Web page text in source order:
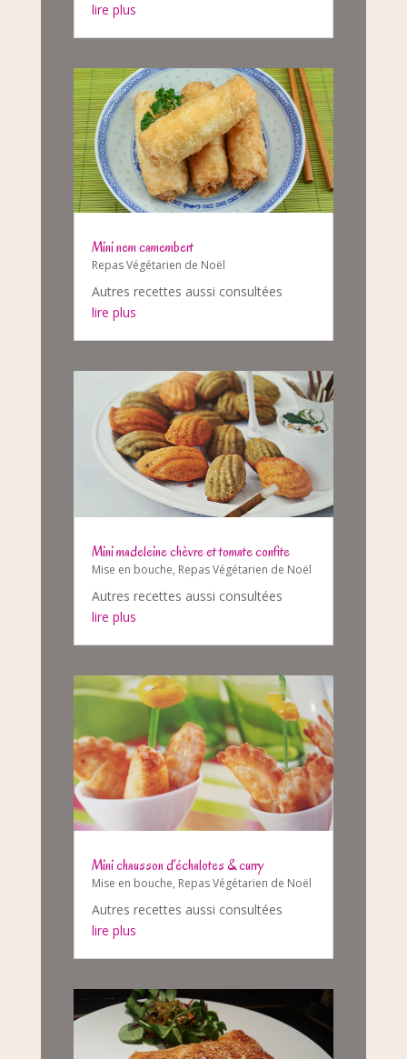
lire plus
Mini nem camembert
Repas Végétarien de Noël
Autres recettes aussi consultées
lire plus
Mini madeleine chèvre et tomate confite
Mise en bouche, Repas Végétarien de Noël
Autres recettes aussi consultées
lire plus
Mini chausson d’échalotes & curry
Mise en bouche, Repas Végétarien de Noël
Autres recettes aussi consultées
lire plus